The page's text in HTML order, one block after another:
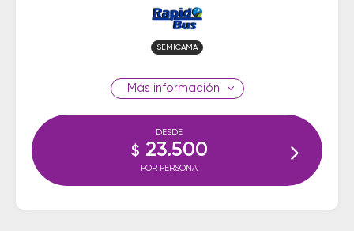
SEMICAMA
información
DESDE
$ 23.500
POR PERSONA